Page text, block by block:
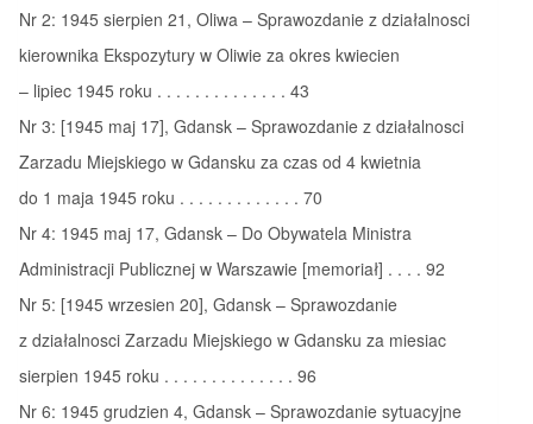
Nr 2: 1945 sierpien 21, Oliwa – Sprawozdanie z działalnosci
kierownika Ekspozytury w Oliwie za okres kwiecien
– lipiec 1945 roku . . . . . . . . . . . . . . 43
Nr 3: [1945 maj 17], Gdansk – Sprawozdanie z działalnosci
Zarzadu Miejskiego w Gdansku za czas od 4 kwietnia
do 1 maja 1945 roku . . . . . . . . . . . . . 70
Nr 4: 1945 maj 17, Gdansk – Do Obywatela Ministra
Administracji Publicznej w Warszawie [memoriał] . . . . 92
Nr 5: [1945 wrzesien 20], Gdansk – Sprawozdanie
z działalnosci Zarzadu Miejskiego w Gdansku za miesiac
sierpien 1945 roku . . . . . . . . . . . . . . 96
Nr 6: 1945 grudzien 4, Gdansk – Sprawozdanie sytuacyjne